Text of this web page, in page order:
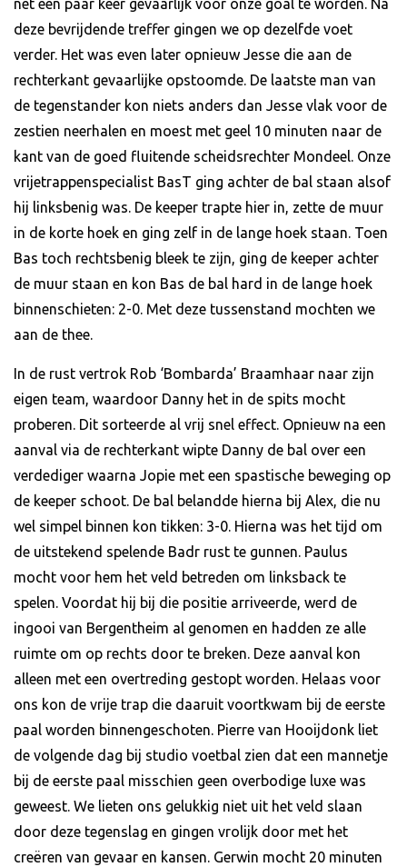
net een paar keer gevaarlijk voor onze goal te worden. Na
deze bevrijdende treffer gingen we op dezelfde voet
verder. Het was even later opnieuw Jesse die aan de
rechterkant gevaarlijke opstoomde. De laatste man van
de tegenstander kon niets anders dan Jesse vlak voor de
zestien neerhalen en moest met geel 10 minuten naar de
kant van de goed fluitende scheidsrechter Mondeel. Onze
vrijetrappenspecialist BasT ging achter de bal staan alsof
hij linksbenig was. De keeper trapte hier in, zette de muur
in de korte hoek en ging zelf in de lange hoek staan. Toen
Bas toch rechtsbenig bleek te zijn, ging de keeper achter
de muur staan en kon Bas de bal hard in de lange hoek
binnenschieten: 2-0. Met deze tussenstand mochten we
aan de thee.
In de rust vertrok Rob ‘Bombarda’ Braamhaar naar zijn
eigen team, waardoor Danny het in de spits mocht
proberen. Dit sorteerde al vrij snel effect. Opnieuw na een
aanval via de rechterkant wipte Danny de bal over een
verdediger waarna Jopie met een spastische beweging op
de keeper schoot. De bal belandde hierna bij Alex, die nu
wel simpel binnen kon tikken: 3-0. Hierna was het tijd om
de uitstekend spelende Badr rust te gunnen. Paulus
mocht voor hem het veld betreden om linksback te
spelen. Voordat hij bij die positie arriveerde, werd de
ingooi van Bergentheim al genomen en hadden ze alle
ruimte om op rechts door te breken. Deze aanval kon
alleen met een overtreding gestopt worden. Helaas voor
ons kon de vrije trap die daaruit voortkwam bij de eerste
paal worden binnengeschoten. Pierre van Hooijdonk liet
de volgende dag bij studio voetbal zien dat een mannetje
bij de eerste paal misschien geen overbodige luxe was
geweest. We lieten ons gelukkig niet uit het veld slaan
door deze tegenslag en gingen vrolijk door met het
creëren van gevaar en kansen. Gerwin mocht 20 minuten